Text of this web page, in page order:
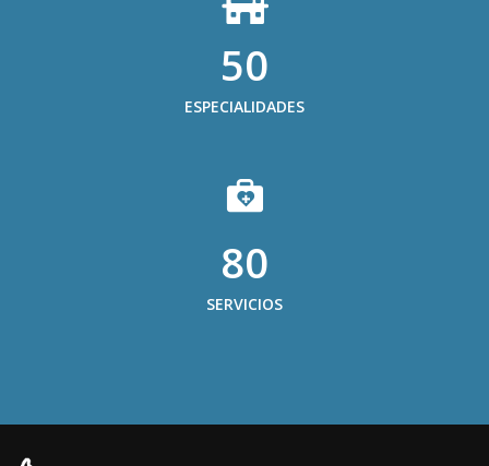
50
ESPECIALIDADES
80
SERVICIOS